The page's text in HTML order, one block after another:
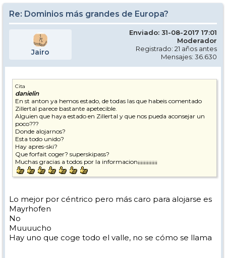
Re: Dominios más grandes de Europa?
Jairo
Enviado: 31-08-2017 17:01
Moderador
Registrado: 21 años antes
Mensajes: 36.630
Cita
danielin
En st anton ya hemos estado, de todas las que habeis comentado
Zillertal parece bastante apetecible.
Alguien que haya estado en Zillertal y que nos pueda aconsejar un
poco???
Donde alojarnos?
Esta todo unido?
Hay apres-ski?
Que forfait coger? superskipass?
Muchas gracias a todos por la informacion¡¡¡¡¡¡¡¡¡¡¡¡¡
Lo mejor por céntrico pero más caro para alojarse es
Mayrhofen
No
Muuuucho
Hay uno que coge todo el valle, no se cómo se llama